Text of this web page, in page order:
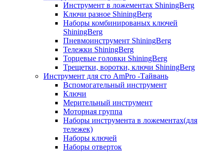
Инструмент в ложементах ShiningBerg
Ключи разное ShiningBerg
Наборы комбинированых ключей
ShiningBerg
Пневмоинструмент ShiningBerg
Тележки ShiningBerg
Торцевые головки ShiningBerg
Трещетки, воротки, ключи ShiningBerg
Инструмент для сто AmPro -Тайвань
Вспомогательный инструмент
Ключи
Мерительный инструмент
Моторная группа
Наборы инструмента в ложементах(для
тележек)
Наборы ключей
Наборы отверток